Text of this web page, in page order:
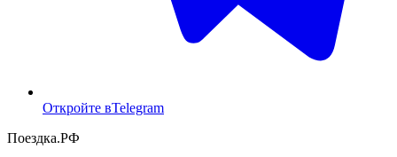
Откройте вTelegram
Поездка.РФ